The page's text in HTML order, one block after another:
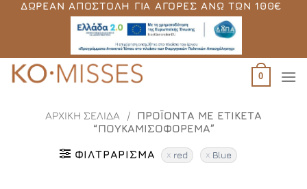
Μετάβαση
ΔΩΡΕΆΝ ΑΠΟΣΤΟΛΉ ΓΙΑ ΑΓΟΡΈΣ ΆΝΩ ΤΩΝ 100€
0
ΑΡΧΙΚΉ ΣΕΛΊΔΑ /
ΠΡΟΪΌΝΤΑ ΜΕ ΕΤΙΚΈΤΑ
“ΠΟΥΚΑΜΙΣΟΦΌΡΕΜΑ”
ΦΙΛΤΡΆΡΙΣΜΑ red Blue